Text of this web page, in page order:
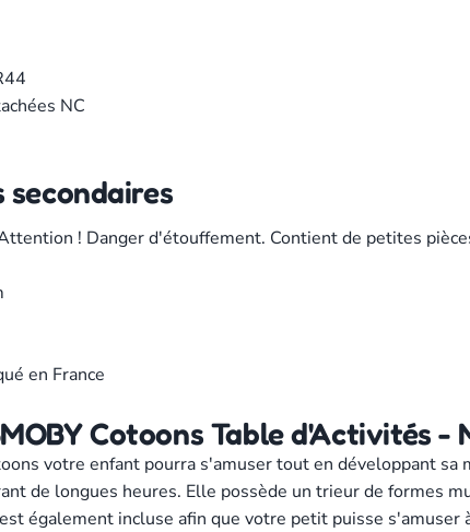
NC
! Danger d'étouffement. Contient de petites
en France
Cotoons Table d'Activités
votre enfant pourra s'amuser tout en développant
de longues heures. Elle possède un trieur de formes
également incluse afin que votre petit puisse